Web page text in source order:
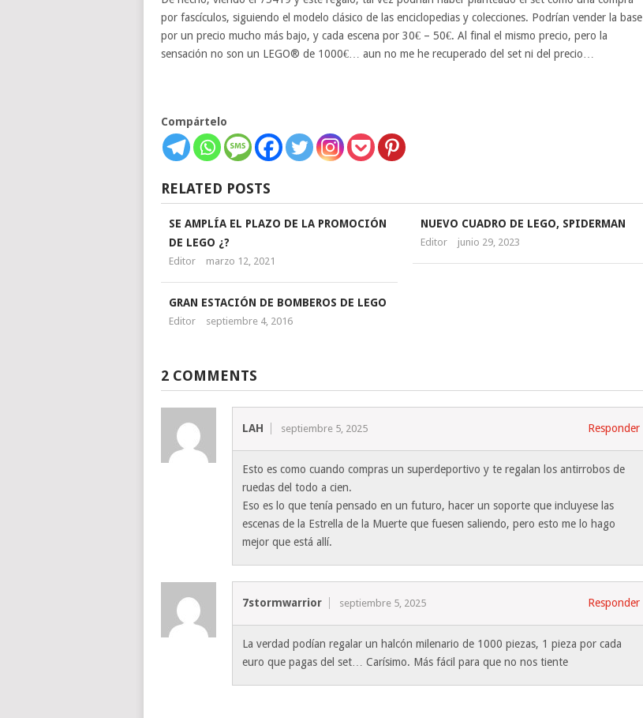
por fascículos, siguiendo el modelo clásico de las enciclopedias y colecciones. Podrían vender la base
por un precio mucho más bajo, y cada escena por 30€ – 50€. Al final el mismo precio, pero la
sensación no son un LEGO® de 1000€… aun no me he recuperado del set ni del precio…
Compártelo
RELATED POSTS
SE AMPLÍA EL PLAZO DE LA PROMOCIÓN
DE LEGO ¿?
Editor marzo 12, 2021
NUEVO CUADRO DE LEGO, SPIDERMAN
Editor junio 29, 2023
GRAN ESTACIÓN DE BOMBEROS DE LEGO
Editor septiembre 4, 2016
2 COMMENTS
LAH septiembre 5, 2025 Responder
Esto es como cuando compras un superdeportivo y te regalan los antirrobos de
ruedas del todo a cien.
Eso es lo que tenía pensado en un futuro, hacer un soporte que incluyese las
escenas de la Estrella de la Muerte que fuesen saliendo, pero esto me lo hago
mejor que está allí.
7stormwarrior septiembre 5, 2025 Responder
La verdad podían regalar un halcón milenario de 1000 piezas, 1 pieza por cada
euro que pagas del set… Carísimo. Más fácil para que no nos tiente